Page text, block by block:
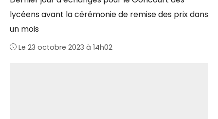
lycéens avant la cérémonie de remise des prix dans
un mois
Le 23 octobre 2023 à 14h02